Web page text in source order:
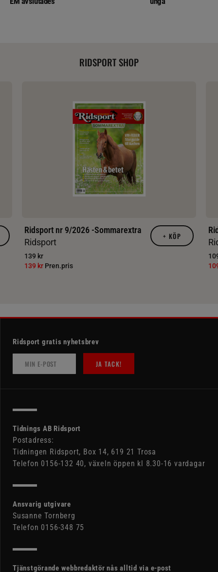
RIDSPORT SHOP
Ridsport nr 9/2026 -Sommarextra
Ridsport
139 kr
139 kr Pren.pris
+ KÖP
Ridsport gratis nyhetsbrev
JA TACK!
Tidnings AB Ridsport
Postadress:
Tidningen Ridsport, Box 14, 619 21 Trosa
Telefon 0156-132 40, växeln öppen kl 8.30-16 vardagar
Ansvarig utgivare
Susanne Tornberg
Telefon 0156-348 75
Tjänstgörande webbredaktör nås alltid via e-post